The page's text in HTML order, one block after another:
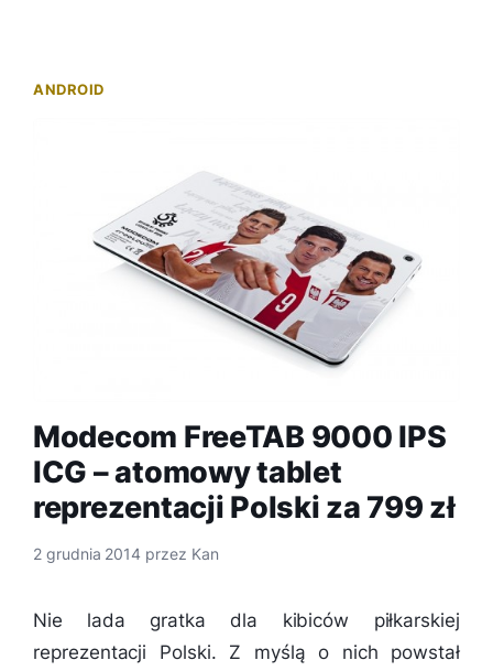
ANDROID
Modecom FreeTAB 9000 IPS
ICG – atomowy tablet
reprezentacji Polski za 799 zł
2 grudnia 2014 przez Kan
Nie lada gratka dla kibiców piłkarskiej
reprezentacji Polski. Z myślą o nich powstał